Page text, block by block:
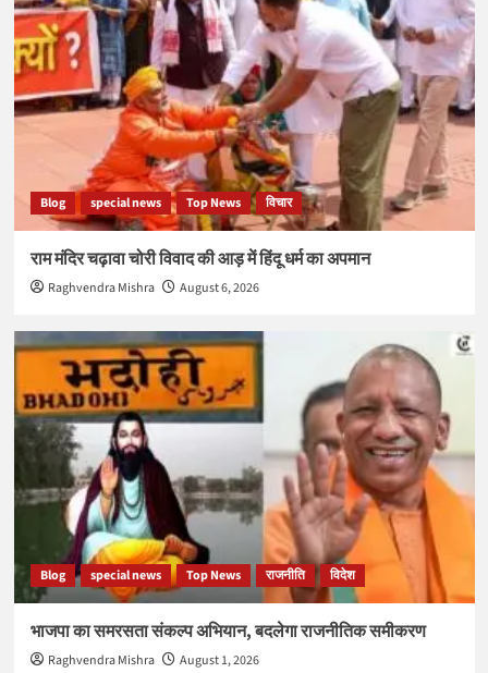
Blog special news Top News विचार
राम मंदिर चढ़ावा चोरी विवाद की आड़ में हिंदू धर्म का अपमान
Raghvendra Mishra August 6, 2026
Blog special news Top News राजनीति विदेश
भाजपा का समरसता संकल्प अभियान, बदलेगा राजनीतिक समीकरण
Raghvendra Mishra August 1, 2026